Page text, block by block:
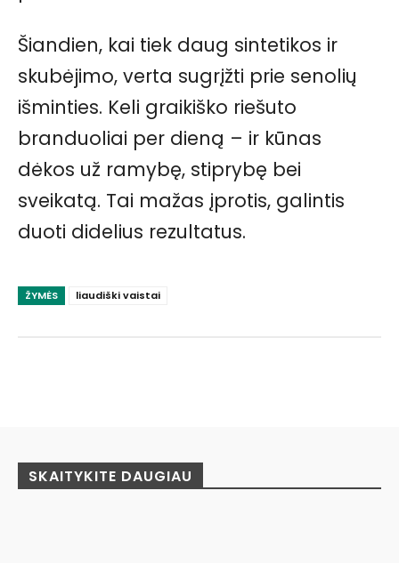
Šiandien, kai tiek daug sintetikos ir
skubėjimo, verta sugrįžti prie senolių
išminties. Keli graikiško riešuto
branduoliai per dieną – ir kūnas
dėkos už ramybę, stiprybę bei
sveikatą. Tai mažas įprotis, galintis
duoti didelius rezultatus.
ŽYMĖS liaudiški vaistai
SKAITYKITE DAUGIAU